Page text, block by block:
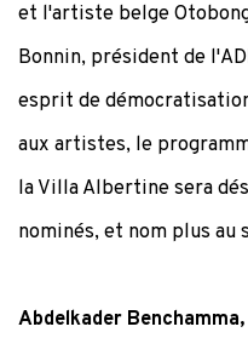
et l'artiste belge
Bonnin, président de
esprit de
aux artistes, le
la Villa Albertine sera
nominés, et nom plus au
Abdelkader